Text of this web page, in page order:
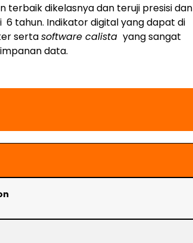
terbaik dikelasnya dan teruji presisi dan
6 tahun. Indikator digital yang dapat di
sertasoftware calista yang sangat
data.